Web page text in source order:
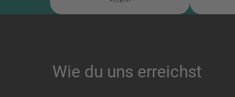
Wie du uns erreichst